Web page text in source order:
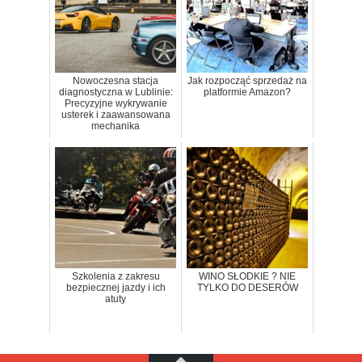
Nowoczesna stacja
diagnostyczna w Lublinie:
Precyzyjne wykrywanie
usterek i zaawansowana
mechanika
Jak rozpocząć sprzedaż na
platformie Amazon?
Szkolenia z zakresu
bezpiecznej jazdy i ich
atuty
WINO SŁODKIE ? NIE
TYLKO DO DESERÓW